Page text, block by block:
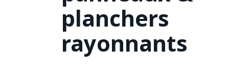
planchers
rayonnants